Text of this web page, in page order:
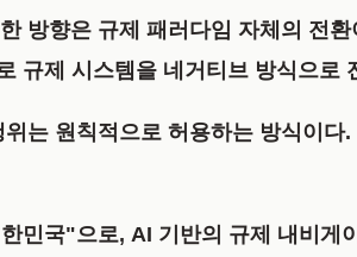
방향은 규제 패러다임 자체의 전
규제 시스템을 네거티브 방식으로
는 원칙적으로 허용하는 방식이
민국"으로, AI 기반의 규제 내비